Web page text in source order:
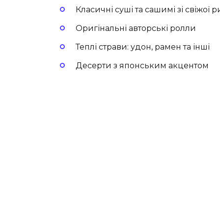
Класичні суші та сашимі зі свіжої
Оригінальні авторські ролли
Теплі страви: удон, рамен та інші
Десерти з японським акцентом